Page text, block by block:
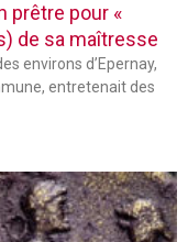
prêtre pour «
de sa maîtresse
environs d’Epernay,
entretenait des